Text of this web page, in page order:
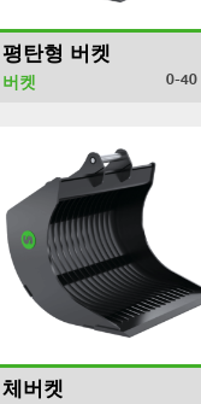
평탄형 버켓
버켓 0-40
체버켓